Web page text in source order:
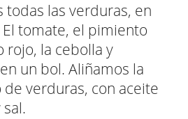
todas las verduras, en
tomate, el pimiento
la cebolla y
un bol. Aliñamos la
verduras, con aceite